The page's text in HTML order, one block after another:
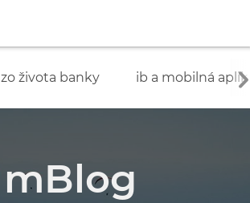
zo života banky ib a mobilná
mBlog